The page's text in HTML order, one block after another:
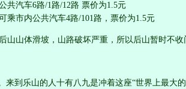
共汽车6路/1路/12路 票价为1.5元
乘市内公共汽车4路/101路，票价为1.5元
山山体滑坡，山路破坏严重，所以后山暂时不
来到乐山的人十有八九是冲着这座“世界上最大